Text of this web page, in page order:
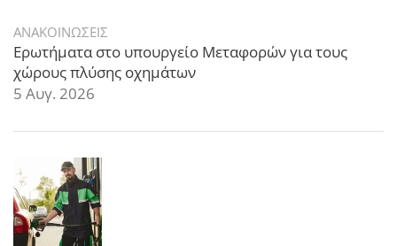
ΑΝΑΚΟΙΝΩΣΕΙΣ
Ερωτήματα στο υπουργείο Μεταφορών για τους
χώρους πλύσης οχημάτων
5 Αυγ. 2026